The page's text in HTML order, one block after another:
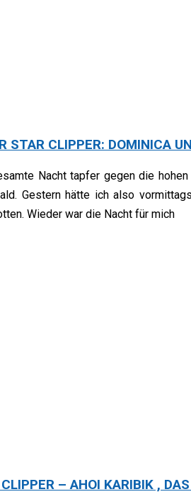
STAR CLIPPER: DOMINICA
Nacht tapfer gegen die
Gestern hätte ich also
Wieder war die Nacht für mich
– AHOI KARIBIK ,